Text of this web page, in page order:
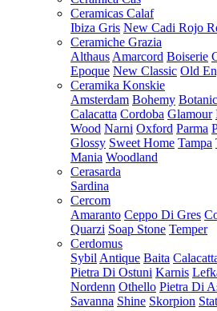
Ceramicas Calaf
Ibiza Gris New Cadi Rojo
Ceramiche Grazia
Althaus Amarcord Boiserie
Epoque New Classic Old
Ceramika Konskie
Amsterdam Bohemy
Calacatta Cordoba Glamour
Wood Narni Oxford Parma
Glossy Sweet Home Tampa
Mania Woodland
Cerasarda
Sardina
Cercom
Amaranto Ceppo Di Gres
Quarzi Soap Stone Temper
Cerdomus
Sybil Antique Baita
Pietra Di Ostuni Karnis
Nordenn Othello Pietra Di
Savanna Shine Skorpion